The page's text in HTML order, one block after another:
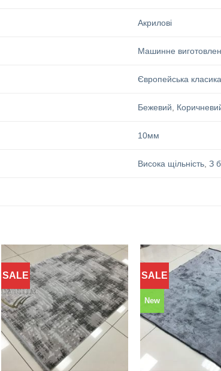
Акрилові
Машинне
Європейська класика
Бежевий
10мм
Висока щільність ,З
SALE
Додати
до
обраного
SALE
New